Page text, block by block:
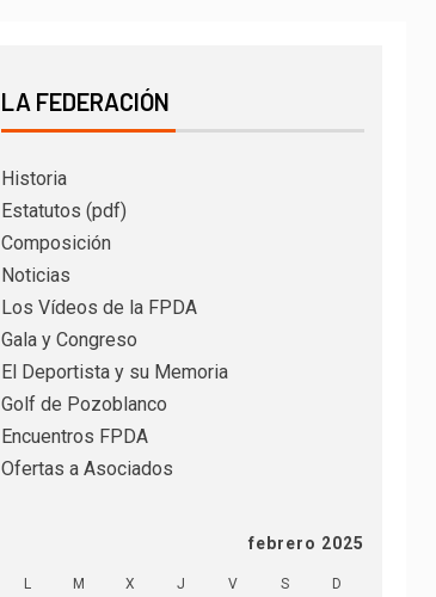
LA FEDERACIÓN
Historia
Estatutos (pdf)
Composición
Noticias
Los Vídeos de la FPDA
Gala y Congreso
El Deportista y su Memoria
Golf de Pozoblanco
Encuentros FPDA
Ofertas a Asociados
febrero 2025
L M X J V S D